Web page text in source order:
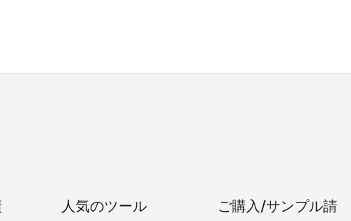
人気のツール
ご購入/サンプル請